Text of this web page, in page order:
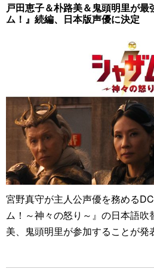
戸田恵子＆朴路美＆鬼頭明里が
ム！』続編、日本版声優に決定
宮野真守が主人公声優を務める
ム！～神々の怒り～』の日本語吹
美、鬼頭明里が参加することが発